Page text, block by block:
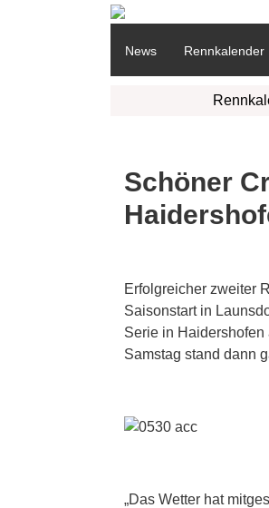
News Rennkalender
Schöner
Erfolgreicher zweiter
Saisonstart in
Serie in
Samstag stand dann
„Das Wetter hat